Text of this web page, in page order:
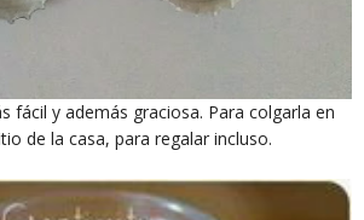
fácil y además graciosa. Para colgarla en
de la casa, para regalar incluso.